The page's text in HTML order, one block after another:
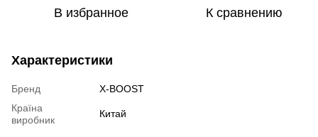
В избранное К сравнению
Характеристики
Бренд
X-BOOST
Країна
виробник
Китай